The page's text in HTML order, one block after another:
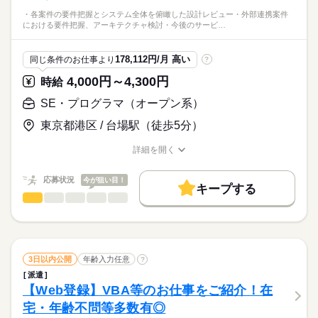
・各案件の要件把握とシステム全体を俯瞰した設計レビュー・外部連携案件
における要件把握、アーキテクチャ検討・今後のサービ…
同じ条件のお仕事より 178,112円/月 高い ?
時給4,000円～4,300円
SE・プログラマ（オープン系）
東京都港区 / 台場駅（徒歩5分）
多い年齢層 低い
男女の割合 男性 女性
仕事の仕方
職場の様子 しずか
業界 IT・通信関連
SE・プログラマ（オープン系）
促進
・インフラ、サーバサイド、クライアント、動画配信に関わる
幅広い技術要素のキャッチアップと共有
応募資格
詳細を開く
応募状況 今が狙い目！
キープする
3日以内公開 年齢入力任意 ?
派遣
【Web登録】VBA等のお仕事をご紹介！在
宅・年齢不問等多数有◎